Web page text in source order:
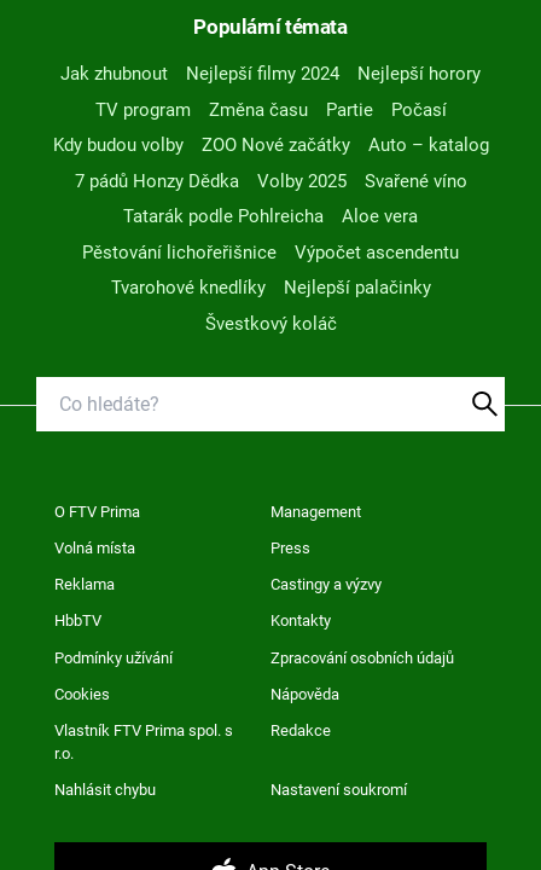
Populární témata
Jak zhubnout Nejlepší filmy 2024
Nejlepší horory
TV program
Změna času Partie
Počasí
Kdy budou volby
ZOO Nové začátky
Auto – katalog
7 pádů Honzy Dědka
Volby 2025
Svařené víno
Tatarák podle Pohlreicha
Aloe vera
Pěstování lichořeřišnice
Výpočet ascendentu
Tvarohové knedlíky
Nejlepší palačinky
Švestkový koláč
O FTV Prima Management
Volná místa Press
Reklama Castingy a výzvy
HbbTV Kontakty
Podmínky užívání Zpracování osobních údajů
Cookies Nápověda
Vlastník FTV Prima spol. s
r.o.
Redakce
Nahlásit chybu Nastavení soukromí